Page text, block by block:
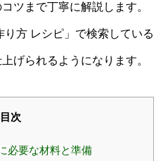
ツまで丁寧に解説します。
方 レシピ」で検索している
げられるようになります。
目次
必要な材料と準備